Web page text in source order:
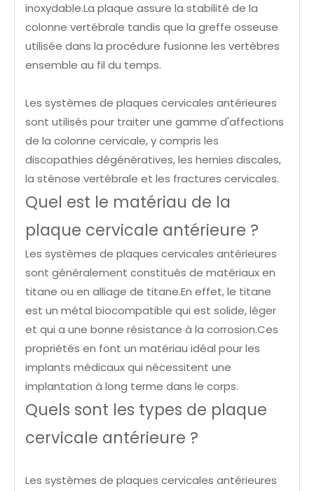
inoxydable.La plaque assure la stabilité de la
colonne vertébrale tandis que la greffe osseuse
utilisée dans la procédure fusionne les vertèbres
ensemble au fil du temps.
Les systèmes de plaques cervicales antérieures
sont utilisés pour traiter une gamme d'affections
de la colonne cervicale, y compris les
discopathies dégénératives, les hernies discales,
la sténose vertébrale et les fractures cervicales.
Quel est le matériau de la
plaque cervicale antérieure ?
Les systèmes de plaques cervicales antérieures
sont généralement constitués de matériaux en
titane ou en alliage de titane.En effet, le titane
est un métal biocompatible qui est solide, léger
et qui a une bonne résistance à la corrosion.Ces
propriétés en font un matériau idéal pour les
implants médicaux qui nécessitent une
implantation à long terme dans le corps.
Quels sont les types de plaque
cervicale antérieure ?
Les systèmes de plaques cervicales antérieures